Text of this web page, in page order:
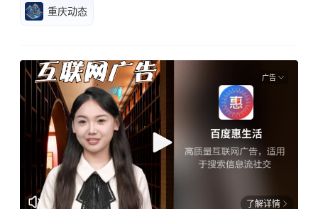
重庆动态
广告
了解详情